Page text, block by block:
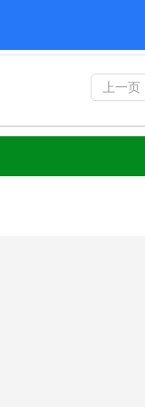
上一页